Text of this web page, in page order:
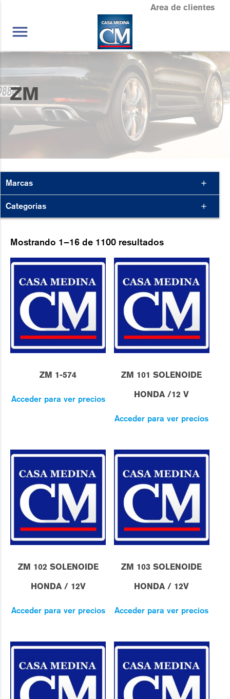
Area de clientes
menu
ZM
Marcas add
Categorias add
Mostrando 1–16 de 1100 resultados
ZM 1-574
Acceder para ver precios
ZM 101 SOLENOIDE
HONDA /12 V
Acceder para ver precios
ZM 102 SOLENOIDE
HONDA / 12V
Acceder para ver precios
ZM 103 SOLENOIDE
HONDA / 12V
Acceder para ver precios